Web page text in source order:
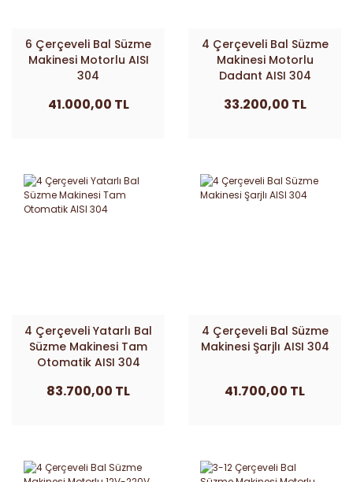
6 Çerçeveli Bal Süzme
Makinesi Motorlu AISI
304
41.000,00 TL
4 Çerçeveli Bal Süzme
Makinesi Motorlu
Dadant AISI 304
33.200,00 TL
4 Çerçeveli Yatarlı Bal
Süzme Makinesi Tam
Otomatik AISI 304
83.700,00 TL
4 Çerçeveli Bal Süzme
Makinesi Şarjlı AISI 304
41.700,00 TL